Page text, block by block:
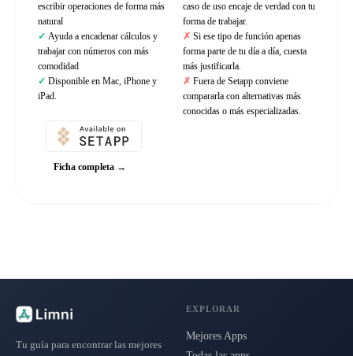
escribir operaciones de forma más
natural
Ayuda a encadenar cálculos y
trabajar con números con más
comodidad
Disponible en Mac, iPhone y
iPad.
caso de uso encaje de verdad con tu
forma de trabajar.
Si ese tipo de función apenas
forma parte de tu día a día, cuesta
más justificarla.
Fuera de Setapp conviene
compararla con alternativas más
conocidas o más especializadas.
Ficha completa →
Tu guía para encontrar las mejores
EXPLORAR
Mejores Apps